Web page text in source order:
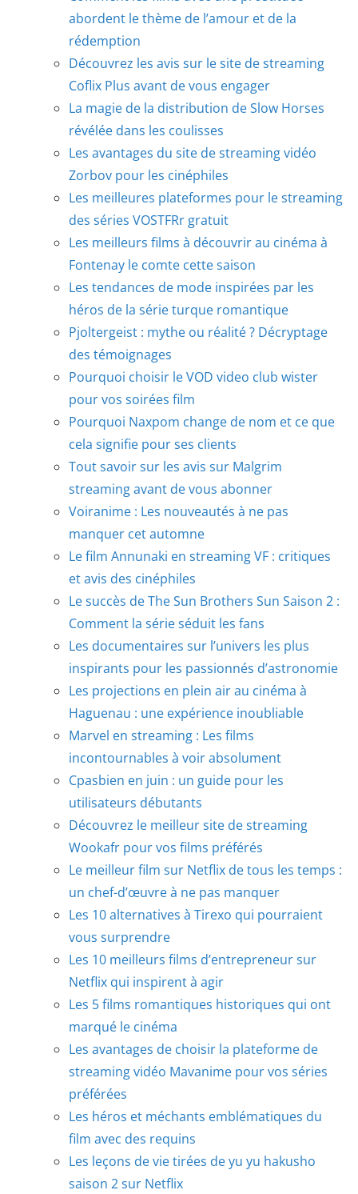
abordent le thème de l’amour et de la
rédemption
Découvrez les avis sur le site de streaming
Coflix Plus avant de vous engager
La magie de la distribution de Slow Horses
révélée dans les coulisses
Les avantages du site de streaming vidéo
Zorbov pour les cinéphiles
Les meilleures plateformes pour le streaming
des séries VOSTFRr gratuit
Les meilleurs films à découvrir au cinéma à
Fontenay le comte cette saison
Les tendances de mode inspirées par les
héros de la série turque romantique
Pjoltergeist : mythe ou réalité ? Décryptage
des témoignages
Pourquoi choisir le VOD video club wister
pour vos soirées film
Pourquoi Naxpom change de nom et ce que
cela signifie pour ses clients
Tout savoir sur les avis sur Malgrim
streaming avant de vous abonner
Voiranime : Les nouveautés à ne pas
manquer cet automne
Le film Annunaki en streaming VF : critiques
et avis des cinéphiles
Le succès de The Sun Brothers Sun Saison 2 :
Comment la série séduit les fans
Les documentaires sur l’univers les plus
inspirants pour les passionnés d’astronomie
Les projections en plein air au cinéma à
Haguenau : une expérience inoubliable
Marvel en streaming : Les films
incontournables à voir absolument
Cpasbien en juin : un guide pour les
utilisateurs débutants
Découvrez le meilleur site de streaming
Wookafr pour vos films préférés
Le meilleur film sur Netflix de tous les temps :
un chef-d’œuvre à ne pas manquer
Les 10 alternatives à Tirexo qui pourraient
vous surprendre
Les 10 meilleurs films d’entrepreneur sur
Netflix qui inspirent à agir
Les 5 films romantiques historiques qui ont
marqué le cinéma
Les avantages de choisir la plateforme de
streaming vidéo Mavanime pour vos séries
préférées
Les héros et méchants emblématiques du
film avec des requins
Les leçons de vie tirées de yu yu hakusho
saison 2 sur Netflix